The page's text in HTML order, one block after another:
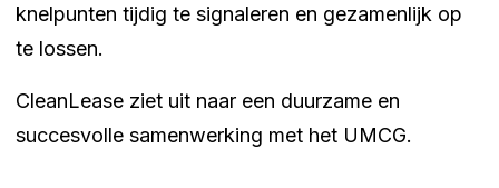
knelpunten tijdig te signaleren en gezamenlijk op
te lossen.
CleanLease ziet uit naar een duurzame en
succesvolle samenwerking met het UMCG.